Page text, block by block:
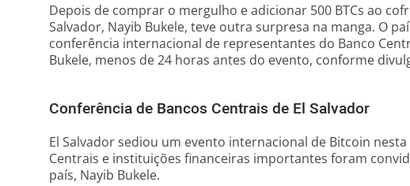
Depois de comprar o mergulho e adicionar 500 BTCs ao
Salvador, Nayib Bukele, teve outra surpresa na manga. O
conferência internacional de representantes do Banco
Bukele, menos de 24 horas antes do evento, conforme
Conferência de Bancos Centrais de El Salvador
El Salvador sediou um evento internacional de Bitcoin
Centrais e instituições financeiras importantes foram
país, Nayib Bukele.